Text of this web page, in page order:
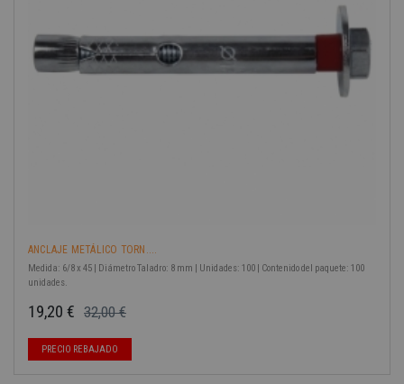
ANCLAJE METÁLICO TORN....
Medida: 6/8 x 45 | Diámetro Taladro: 8 mm | Unidades: 100 | Contenido del paquete: 100
unidades.
32,00 €
19,20 €
PRECIO REBAJADO